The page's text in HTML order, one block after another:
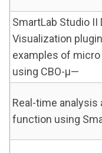
SmartLab Studio II
Visualization
examples of micro
using CBO-μ—
Real-time analysis
function using